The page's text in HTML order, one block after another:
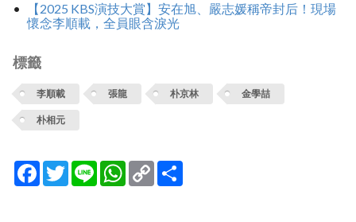
【2025 KBS演技大賞】安在旭、嚴志媛稱帝封后！現場
懷念李順載，全員眼含淚光
標籤
李順載 張龍 朴京林 金學喆
朴相元
Facebook
TwitterLine WhatsApp
Copy
Link